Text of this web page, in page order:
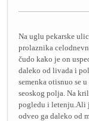
Na uglu pekarske
prolaznika
čudo kako je on
daleko od livada i
semenka otisnuo se
seoskog polja. Na
pogledu i letenju.Ali
odveo ga daleko od